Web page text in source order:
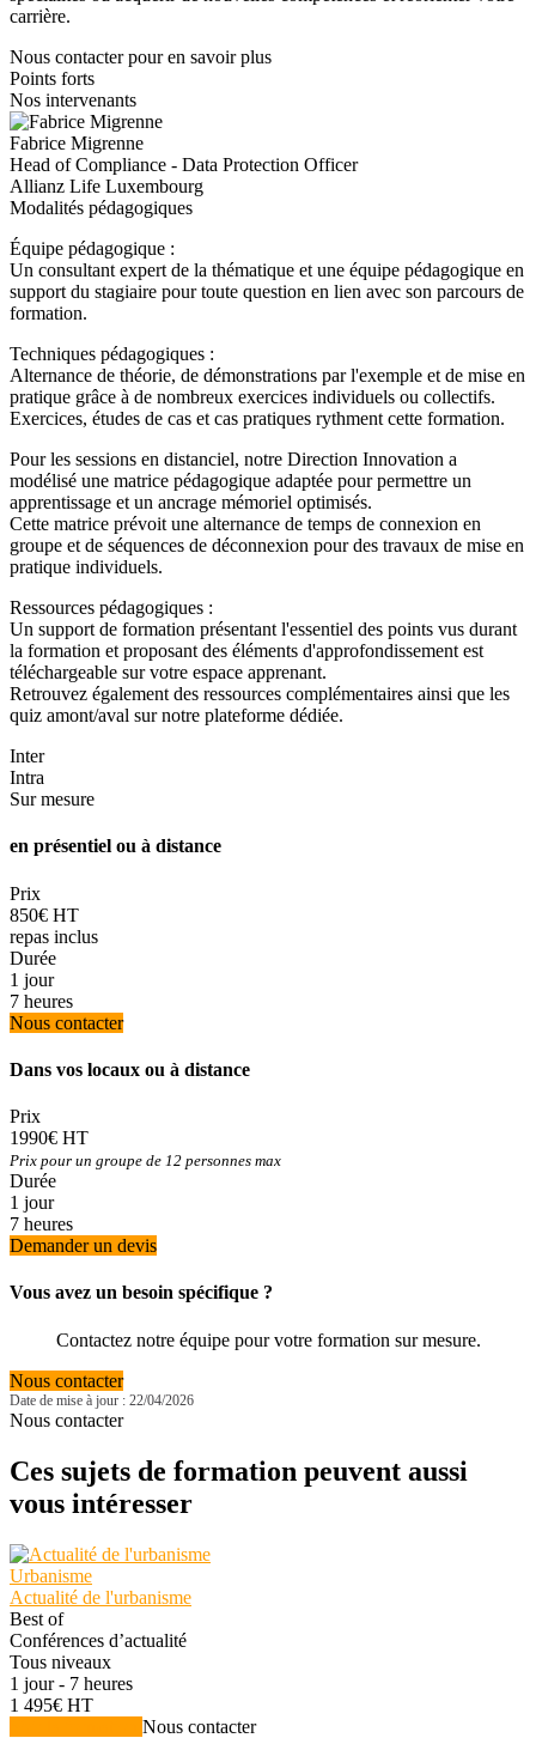
carrière.
Nous contacter pour en savoir plus
Points forts
Nos intervenants
Fabrice Migrenne
Head of Compliance - Data Protection Officer
Allianz Life Luxembourg
Modalités pédagogiques
Équipe pédagogique :
Un consultant expert de la thématique et une équipe pédagogique en
support du stagiaire pour toute question en lien avec son parcours de
formation.
Techniques pédagogiques :
Alternance de théorie, de démonstrations par l'exemple et de mise en
pratique grâce à de nombreux exercices individuels ou collectifs.
Exercices, études de cas et cas pratiques rythment cette formation.
Pour les sessions en distanciel, notre Direction Innovation a
modélisé une matrice pédagogique adaptée pour permettre un
apprentissage et un ancrage mémoriel optimisés.
Cette matrice prévoit une alternance de temps de connexion en
groupe et de séquences de déconnexion pour des travaux de mise en
pratique individuels.
Ressources pédagogiques :
Un support de formation présentant l'essentiel des points vus durant
la formation et proposant des éléments d'approfondissement est
téléchargeable sur votre espace apprenant.
Retrouvez également des ressources complémentaires ainsi que les
quiz amont/aval sur notre plateforme dédiée.
Inter
Intra
Sur mesure
en présentiel ou à distance
Prix
850€ HT
repas inclus
Durée
1 jour
7 heures
Nous contacter
Dans vos locaux ou à distance
Prix
1990€ HT
Prix pour un groupe de 12 personnes max
Durée
1 jour
7 heures
Demander un devis
Vous avez un besoin spécifique ?
Contactez notre équipe pour votre formation sur mesure.
Nous contacter
Date de mise à jour : 22/04/2026
Nous contacter
Ces sujets de formation peuvent aussi
vous intéresser
Urbanisme
Actualité de l'urbanisme
Best of
Conférences d’actualité
Tous niveaux
1 jour - 7 heures
1 495€ HT
Nous contacter